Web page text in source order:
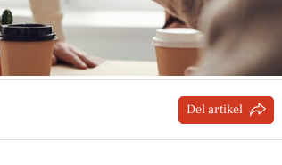
Del artikel